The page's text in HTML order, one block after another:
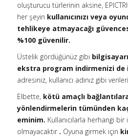
oluşturucu türlerinin aksine,
her şeyin kullanıcınızı veya
tehlikeye atmayacağı
%100 güvenilir.
Üstelik gördüğünüz gibi
ekstra program indirmenizi de
adresiniz, kullanıcı adınız gibi
Elbette, kötü amaçlı
yönlendirmelerin tümünden
eminim. Kullanıcılarla herhangi bir
olmayacaktır . Oyuna girmek için